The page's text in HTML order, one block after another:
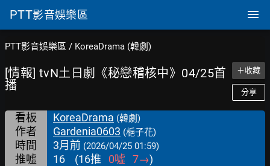
PTT影音娛樂區
PTT影音娛樂區 / KoreaDrama (韓劇)
[情報] tvN土日劇《秘戀稽核中》04/25首
播
＋收藏
分享
看板 KoreaDrama (韓劇)
作者 Gardenia0603 (梔子花)
時間 3月前 (2026/04/25 01:59)
推噓 16 (16推 0噓 7→)